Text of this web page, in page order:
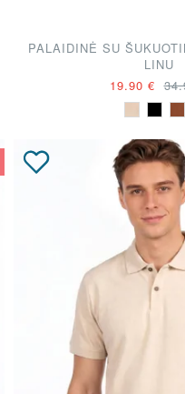
PALAIDINĖ SU
LINU
19.90 €